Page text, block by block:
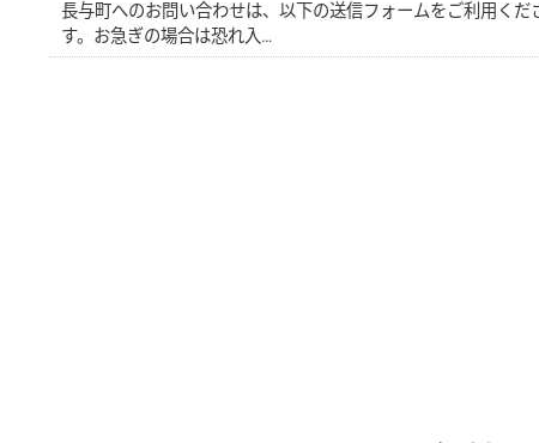
長与町へのお問い合わせは、以下の送信フォームをご利用く
す。お急ぎの場合は恐れ入…